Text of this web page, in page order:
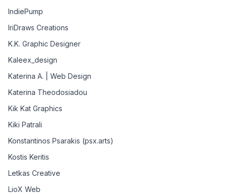
IndiePump
IriDraws Creations
K.K. Graphic Designer
Kaleex_design
Katerina A. | Web Design
Katerina Theodosiadou
Kik Kat Graphics
Kiki Patrali
Konstantinos Psarakis (psx.arts)
Kostis Keritis
Letkas Creative
LioX Web